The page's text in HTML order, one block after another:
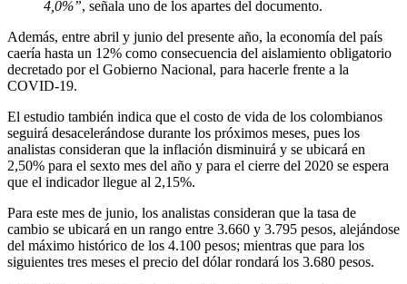
4,0%”, señala uno de los apartes del documento.
Además, entre abril y junio del presente año, la economía del país
caería hasta un 12% como consecuencia del aislamiento obligatorio
decretado por el Gobierno Nacional, para hacerle frente a la
COVID-19.
El estudio también indica que el costo de vida de los colombianos
seguirá desacelerándose durante los próximos meses, pues los
analistas consideran que la inflación disminuirá y se ubicará en
2,50% para el sexto mes del año y para el cierre del 2020 se espera
que el indicador llegue al 2,15%.
Para este mes de junio, los analistas consideran que la tasa de
cambio se ubicará en un rango entre 3.660 y 3.795 pesos, alejándose
del máximo histórico de los 4.100 pesos; mientras que para los
siguientes tres meses el precio del dólar rondará los 3.680 pesos.